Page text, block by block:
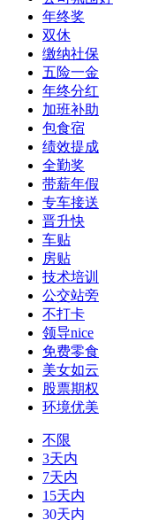
年终奖
双休
缴纳社保
五险一金
年终分红
加班补助
包食宿
绩效提成
全勤奖
带薪年假
专车接送
晋升快
车贴
房贴
技术培训
公交站旁
不打卡
领导nice
免费零食
美女如云
股票期权
环境优美
不限
3天内
7天内
15天内
30天内